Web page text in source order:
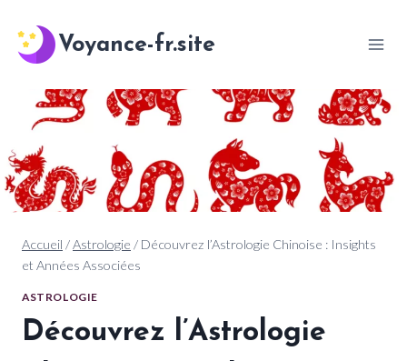
contenu
Voyance-fr.site
Accueil /Astrologie / Découvrez l’Astrologie Chinoise : Insights
et Années Associées
ASTROLOGIE
Découvrez l’Astrologie